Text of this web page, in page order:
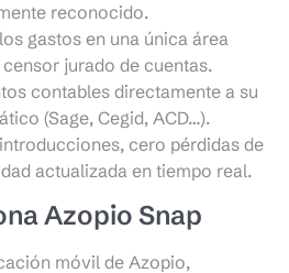
reconocido.
gastos en una única área
jurado de cuentas.
contables directamente a su
(Sage, Cegid, ACD…).
cero pérdidas de
actualizada en tiempo real.
Azopio Snap
móvil de Azopio,